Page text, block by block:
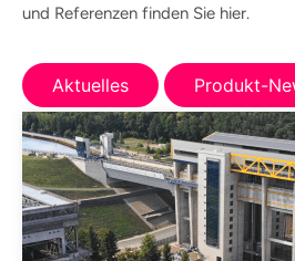
und Referenzen finden Sie hier.
Aktuelles Produkt-